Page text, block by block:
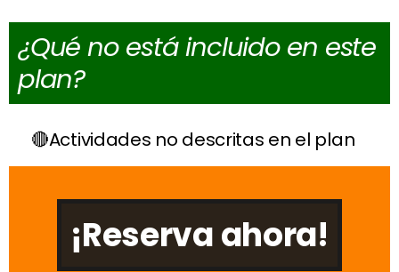
¿Qué no está incluido en este
plan?
Actividades no descritas en el plan
¡Reserva ahora!